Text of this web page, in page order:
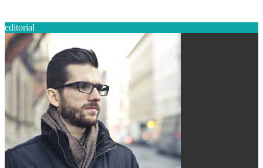
editorial